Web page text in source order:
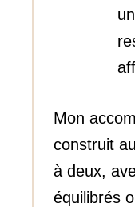
Mon
construit
à deux,
équilibrés